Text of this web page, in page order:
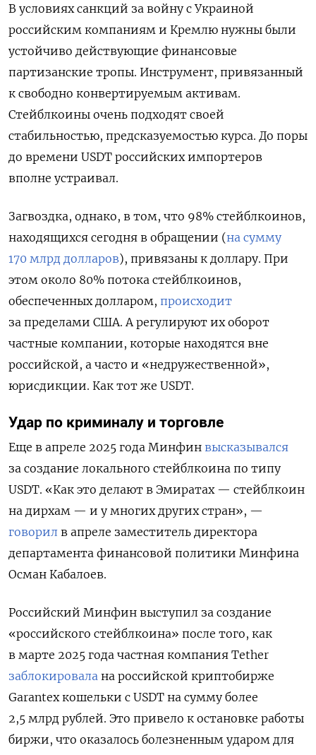
В условиях санкций за войну с Украиной
российским компаниям и Кремлю нужны были
устойчиво действующие финансовые
партизанские тропы. Инструмент, привязанный
к свободно конвертируемым активам.
Стейблкоины очень подходят своей
стабильностью, предсказуемостью курса. До поры
до времени USDT российских импортеров
вполне устраивал.
Загвоздка, однако, в том, что 98% стейблкоинов,
находящихся сегодня в обращении (на сумму
170 млрд долларов), привязаны к доллару. При
этом около 80% потока стейблкоинов,
обеспеченных долларом, происходит
за пределами США. А регулируют их оборот
частные компании, которые находятся вне
российской, а часто и «недружественной»,
юрисдикции. Как тот же USDT.
Удар по криминалу и торговле
Еще в апреле 2025 года Минфин высказывался
за создание локального стейблкоина по типу
USDT. «Как это делают в Эмиратах — стейблкоин
на дирхам — и у многих других стран», —
говорил в апреле заместитель директора
департамента финансовой политики Минфина
Осман Кабалоев.
Российский Минфин выступил за создание
«российского стейблкоина» после того, как
в марте 2025 года частная компания Tether
заблокировала на российской криптобирже
Garantex кошельки с USDT на сумму более
2,5 млрд рублей. Это привело к остановке работы
биржи, что оказалось болезненным ударом для